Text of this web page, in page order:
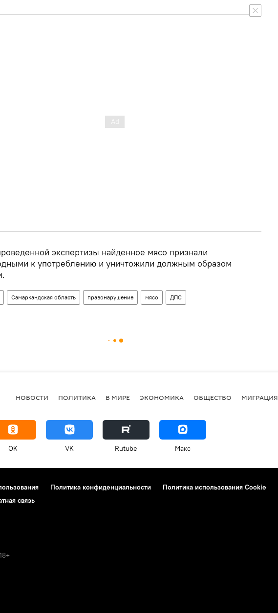
экспертизы найденное мясо признали
к употреблению и уничтожили должным образом
Самаркандская область правонарушение мясо ДПС
НОВОСТИ ПОЛИТИКА В МИРЕ ЭКОНОМИКА ОБЩЕСТВО МИГРАЦИЯ
OK VK Rutube Макс
Политика конфиденциальности Политика использования Cookie
связь